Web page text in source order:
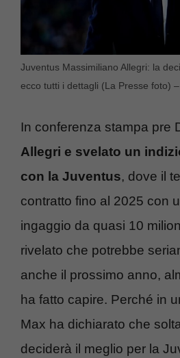
Juventus Massimiliano Allegri: la
ecco tutti i dettagli (La Presse foto)
In conferenza stampa pre
Allegri e svelato un
con la Juventus, dove il
contratto fino al 2025 con
ingaggio da quasi 10
rivelato che potrebbe
anche il prossimo anno,
ha fatto capire. Perché in
Max ha dichiarato che
deciderà il meglio per la